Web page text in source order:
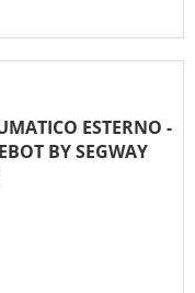
ESTERNO -
BY SEGWAY